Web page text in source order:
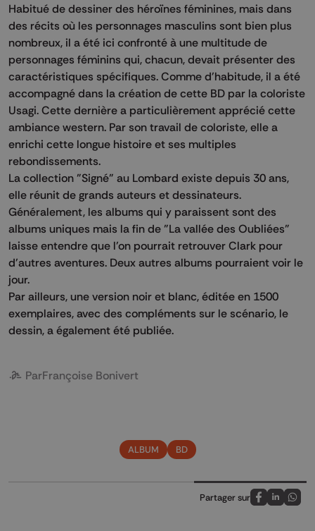
Habitué de dessiner des héroïnes féminines, mais dans
des récits où les personnages masculins sont bien plus
nombreux, il a été ici confronté à une multitude de
personnages féminins qui, chacun, devait présenter des
caractéristiques spécifiques. Comme d'habitude, il a été
accompagné dans la création de cette BD par la coloriste
Usagi. Cette dernière a particulièrement apprécié cette
ambiance western. Par son travail de coloriste, elle a
enrichi cette longue histoire et ses multiples
rebondissements.
La collection "Signé" au Lombard existe depuis 30 ans,
elle réunit de grands auteurs et dessinateurs.
Généralement, les albums qui y paraissent sont des
albums uniques mais la fin de "La vallée des Oubliées"
laisse entendre que l'on pourrait retrouver Clark pour
d'autres aventures. Deux autres albums pourraient voir le
jour.
Par ailleurs, une version noir et blanc, éditée en 1500
exemplaires, avec des compléments sur le scénario, le
dessin, a également été publiée.
ParFrançoise Bonivert
ALBUM BD
Partager sur
Partagez sur
Partagez